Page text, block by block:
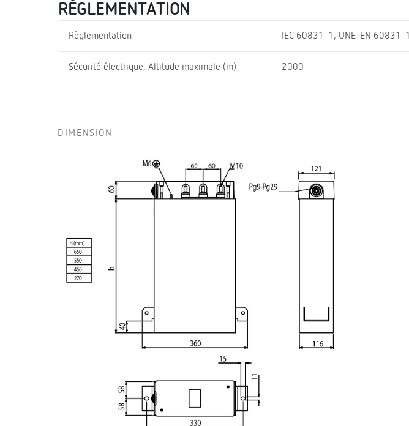
RÈGLEMENTATION
Règlementation IEC 60831-1, UNE-EN 60831-1
Sécurité électrique, Altitude maximale (m) 2000
DIMENSION